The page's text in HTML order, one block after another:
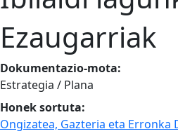
Ezaugarriak
Dokumentazio-mota:
Estrategia / Plana
Honek sortuta:
Ongizatea, Gazteria eta Erronka